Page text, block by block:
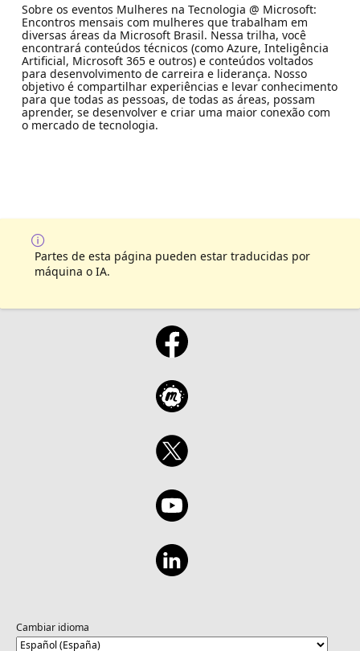
Sobre os eventos Mulheres na Tecnologia @ Microsoft:
Encontros mensais com mulheres que trabalham em
diversas áreas da Microsoft Brasil. Nessa trilha, você
encontrará conteúdos técnicos (como Azure, Inteligência
Artificial, Microsoft 365 e outros) e conteúdos voltados
para desenvolvimento de carreira e liderança. Nosso
objetivo é compartilhar experiências e levar conhecimento
para que todas as pessoas, de todas as áreas, possam
aprender, se desenvolver e criar uma maior conexão com
o mercado de tecnologia.
Partes de esta página pueden estar traducidas por
máquina o IA.
Cambiar idioma